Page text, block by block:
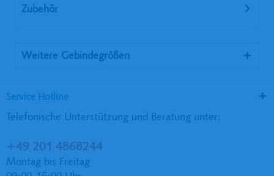
Zubehör
Weitere Gebindegrößen
Service Hotline
Telefonische Unterstützung und Beratung unter:
+49 201 4868244
Montag bis Freitag